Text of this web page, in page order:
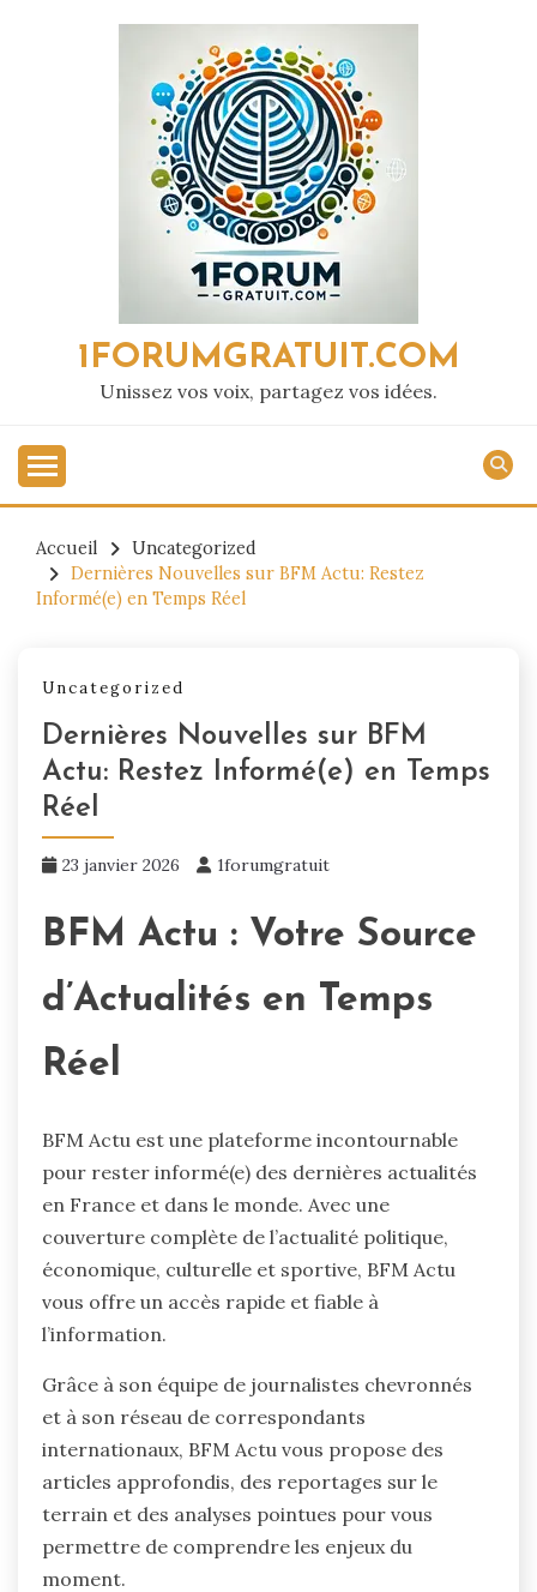
1FORUMGRATUIT.COM
Unissez vos voix, partagez vos idées.
Accueil
Uncategorized
Dernières Nouvelles sur BFM Actu: Restez
Informé(e) en Temps Réel
Uncategorized
Dernières Nouvelles sur BFM
Actu: Restez Informé(e) en Temps
Réel
23 janvier 2026 1forumgratuit
BFM Actu : Votre Source
d’Actualités en Temps
Réel
BFM Actu est une plateforme incontournable
pour rester informé(e) des dernières actualités
en France et dans le monde. Avec une
couverture complète de l’actualité politique,
économique, culturelle et sportive, BFM Actu
vous offre un accès rapide et fiable à
l’information.
Grâce à son équipe de journalistes chevronnés
et à son réseau de correspondants
internationaux, BFM Actu vous propose des
articles approfondis, des reportages sur le
terrain et des analyses pointues pour vous
permettre de comprendre les enjeux du
moment.